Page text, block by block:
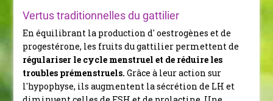
Vertus traditionnelles du gattilier
En équilibrant la production d' oestrogènes et de
progestérone, les fruits du gattilier permettent de
régulariser le cycle menstruel et de réduire les
troubles prémenstruels. Grâce à leur action sur
l'hypophyse, ils augmentent la sécrétion de LH et